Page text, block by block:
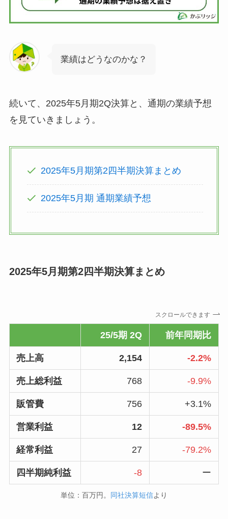
業績はどうなのかな？
続いて、2025年5月期2Q決算と、通期の業績予想
を見ていきましょう。
2025年5月期第2四半期決算まとめ
2025年5月期 通期業績予想
2025年5月期第2四半期決算まとめ
スクロールできます
25/5期 2Q 前年同期比
売上高 2,154 -2.2%
売上総利益 768 -9.9%
販管費 756 +3.1%
営業利益 12 -89.5%
経常利益 27 -79.2%
四半期純利益 -8 ー
単位：百万円。 同社決算短信より